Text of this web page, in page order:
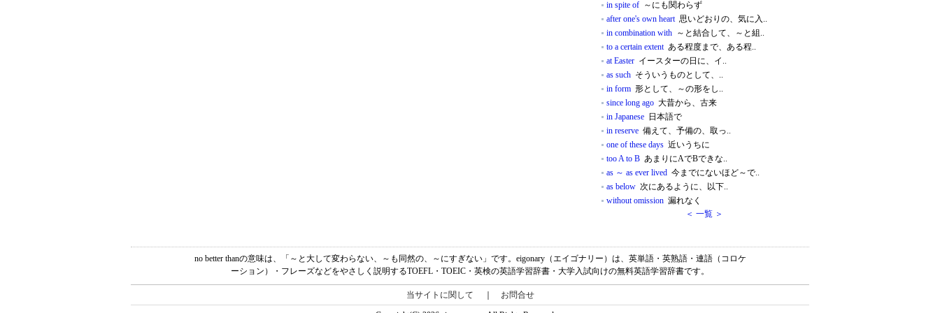
in spite of ～にも関わらず
after one's own heart思いどおりの、気に入..
in combination with ～と結合して、～と組..
to a certain extentある程度まで、ある程..
at Easter イースターの日に、イ..
as such そういうものとして、..
in form 形として、～の形をし..
since long ago 大昔から、古来
in Japanese 日本語で
in reserve 備えて、予備の、取っ..
one of these days 近いうちに
too A to B あまりにAでBできな..
as ～ as ever lived 今までにないほど～で..
as below 次にあるように、以下..
without omission 漏れなく
＜ 一覧 ＞
no better thanの意味は、「～と大して変わらない、～も同然の、～にすぎない」です。eigonary（エイゴナリー）は、英単語・英熟語・連語（コロケ
ーション）・フレーズなどをやさしく説明するTOEFL・TOEIC・英検の英語学習辞書・大学入試向けの無料英語学習辞書です。
当サイトに関して お問合せ